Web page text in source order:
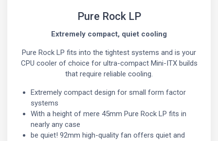
Pure Rock LP
Extremely compact, quiet cooling
Pure Rock LP fits into the tightest systems and is your
CPU cooler of choice for ultra-compact Mini-ITX builds
that require reliable cooling.
Extremely compact design for small form factor
systems
With a height of mere 45mm Pure Rock LP fits in
nearly any case
be quiet! 92mm high-quality fan offers quiet and